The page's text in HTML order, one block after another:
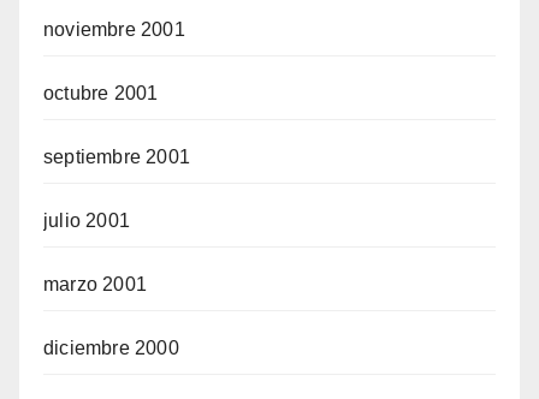
noviembre 2001
octubre 2001
septiembre 2001
julio 2001
marzo 2001
diciembre 2000